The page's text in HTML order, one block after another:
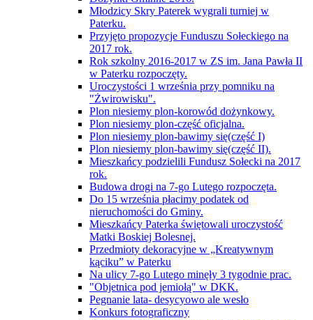
Młodzicy Skry Paterek wygrali turniej w
Paterku.
Przyjęto propozycje Funduszu Sołeckiego na
2017 rok.
Rok szkolny 2016-2017 w ZS im. Jana Pawła II
w Paterku rozpoczęty.
Uroczystości 1 września przy pomniku na
"Żwirowisku".
Plon niesiemy plon-korowód dożynkowy.
Plon niesiemy plon-część oficjalna.
Plon niesiemy plon-bawimy się(część I)
Plon niesiemy plon-bawimy się(część II).
Mieszkańcy podzielili Fundusz Sołecki na 2017
rok.
Budowa drogi na 7-go Lutego rozpoczęta.
Do 15 września płacimy podatek od
nieruchomości do Gminy.
Mieszkańcy Paterka świętowali uroczystość
Matki Boskiej Bolesnej.
Przedmioty dekoracyjne w „Kreatywnym
kąciku” w Paterku
Na ulicy 7-go Lutego minęły 3 tygodnie prac.
"Objetnica pod jemiołą" w DKK.
Pegnanie lata- desycyowo ale wesło
Konkurs fotograficzny